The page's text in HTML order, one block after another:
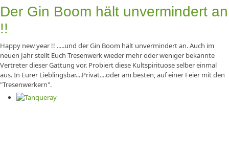
Der Gin Boom hält unvermindert an
!!
Happy new year !! .....und der Gin Boom hält unvermindert an.Auch im
neuen Jahr stellt Euch Tresenwerk wieder mehr oder weniger bekannte
Vertreter dieser Gattung vor. Probiert diese Kultspirituose selber einmal
aus.In Eurer Lieblingsbar....Privat....oder am besten, auf einer Feier mit den
"Tresenwerkern".